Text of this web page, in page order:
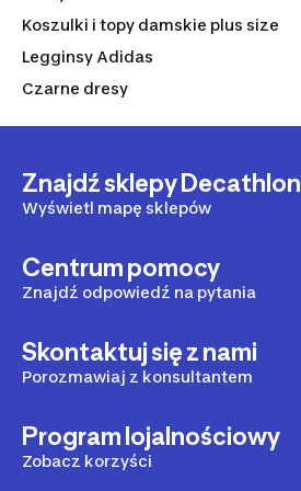
Koszulki i topy damskie plus size
Legginsy Adidas
Czarne dresy
Znajdź sklepy Decathlon
Wyświetl mapę sklepów
Centrum pomocy
Znajdź odpowiedź na pytania
Skontaktuj się z nami
Porozmawiaj z konsultantem
Program lojalnościowy
Zobacz korzyści